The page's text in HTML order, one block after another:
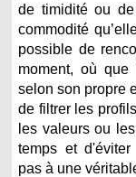
de timidité ou
commodité
possible de
moment, où que
selon son propre
de filtrer les
les valeurs ou
temps et d'éviter
pas à une